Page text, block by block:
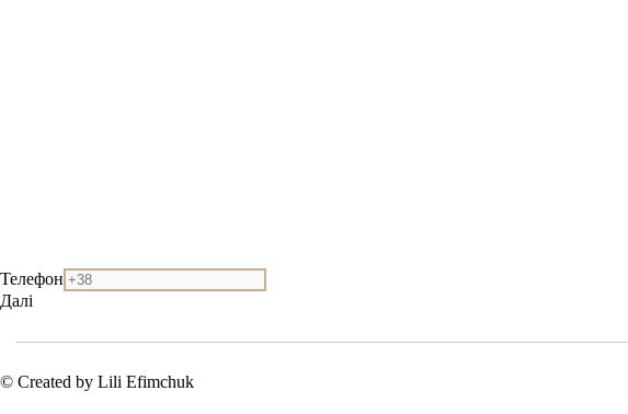
Телефон
Далі
© Created by Lili Efimchuk